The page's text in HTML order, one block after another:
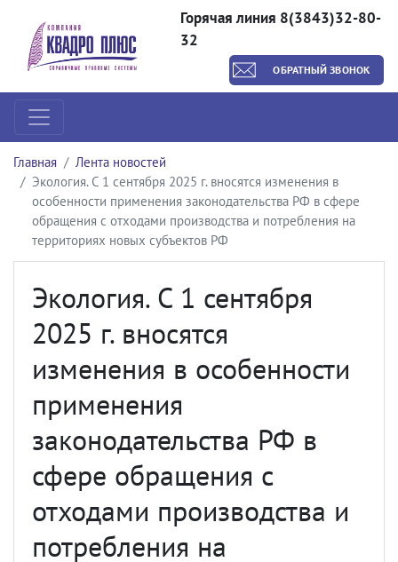
Горячая линия 8(3843)32-80-
32
ОБРАТНЫЙ ЗВОНОК
Главная
Лента новостей
Экология. С 1 сентября 2025 г. вносятся изменения в
особенности применения законодательства РФ в сфере
обращения с отходами производства и потребления на
территориях новых субъектов РФ
Экология. С 1 сентября
2025 г. вносятся
изменения в особенности
применения
законодательства РФ в
сфере обращения с
отходами производства и
потребления на